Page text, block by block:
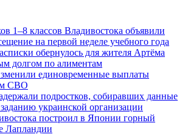
1–8 классов Владивостока объявили
на первой неделе учебного года
обернулось для жителя Артёма
долгом по алиментам
единовременные выплаты
СВО
подростков, собиравших данные
украинской организации
построил в Японии горный
Лапландии